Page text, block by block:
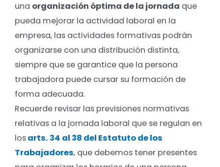
una organización óptima de la jornada que
pueda mejorar la actividad laboral en la
empresa, las actividades formativas podrán
organizarse con una distribución distinta,
siempre que se garantice que la persona
trabajadora puede cursar su formación de
forma adecuada.
Recuerde revisar las previsiones normativas
relativas a la jornada laboral que se regulan en
losarts. 34 al 38 del Estatuto de los
Trabajadores, que debemos tener presentes